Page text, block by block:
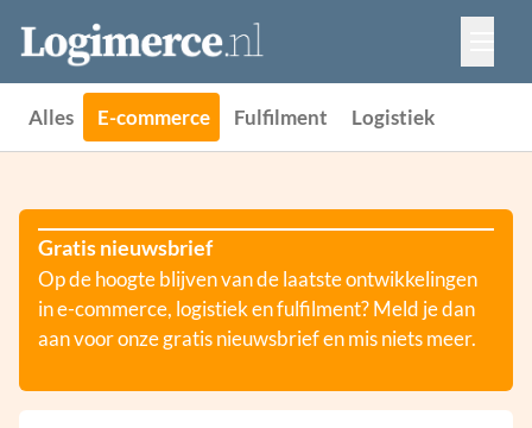
Vacatures
Events
Adverteren
Partners
Alles E-commerce Fulfilment Logistiek
Gratis nieuwsbrief
Op de hoogte blijven van de laatste ontwikkelingen
in e-commerce, logistiek en fulfilment? Meld je dan
aan voor onze gratis nieuwsbrief en mis niets meer.